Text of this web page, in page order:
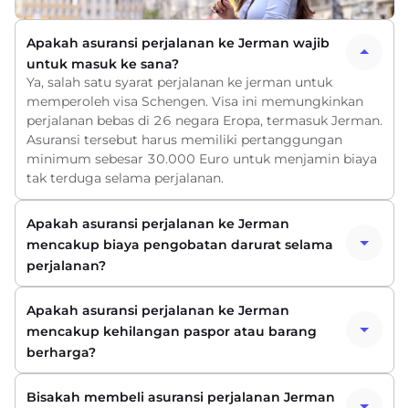
Apakah asuransi perjalanan ke Jerman wajib
untuk masuk ke sana?
Ya, salah satu syarat perjalanan ke jerman untuk
memperoleh visa Schengen. Visa ini memungkinkan
perjalanan bebas di 26 negara Eropa, termasuk Jerman.
Asuransi tersebut harus memiliki pertanggungan
minimum sebesar 30.000 Euro untuk menjamin biaya
tak terduga selama perjalanan.
Apakah asuransi perjalanan ke Jerman
mencakup biaya pengobatan darurat selama
perjalanan?
Apakah asuransi perjalanan ke Jerman
mencakup kehilangan paspor atau barang
berharga?
Bisakah membeli asuransi perjalanan Jerman